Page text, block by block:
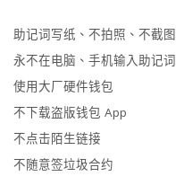
助记词写纸、不拍照、不截图
永不在电脑、手机输入助记词
使用大厂硬件钱包
不下载盗版钱包 App
不点击陌生链接
不随意签垃圾合约